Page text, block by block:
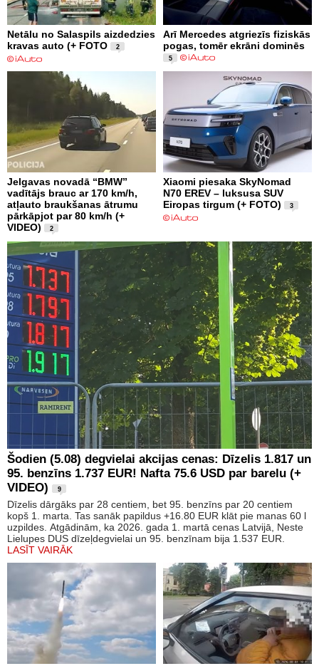
Netālu no Salaspils aizdedzies
kravas auto (+ FOTO
2
Arī Mercedes atgriezīs fiziskās
pogas, tomēr ekrāni dominēs
5
Jelgavas novadā “BMW”
vadītājs brauc ar 170 km/h,
atļauto braukšanas ātrumu
pārkāpjot par 80 km/h (+
VIDEO)
2
Xiaomi piesaka SkyNomad
N70 EREV – luksusa SUV
Eiropas tirgum (+ FOTO)
3
Šodien (5.08) degvielai akcijas cenas: Dīzelis 1.817 un
95. benzīns 1.737 EUR! Nafta 75.6 USD par barelu (+
VIDEO)
9
Dīzelis dārgāks par 28 centiem, bet 95. benzīns par 20 centiem
kopš 1. marta. Tas sanāk papildus +16.80 EUR klāt pie manas 60 l
uzpildes. Atgādinām, ka 2026. gada 1. martā cenas Latvijā, Neste
Lielupes DUS dīzeļdegvielai un 95. benzīnam bija 1.537 EUR.
LASĪT VAIRĀK